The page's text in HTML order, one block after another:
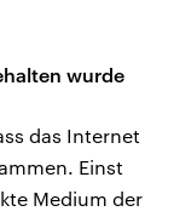
wurde
das Internet
Einst
Medium der